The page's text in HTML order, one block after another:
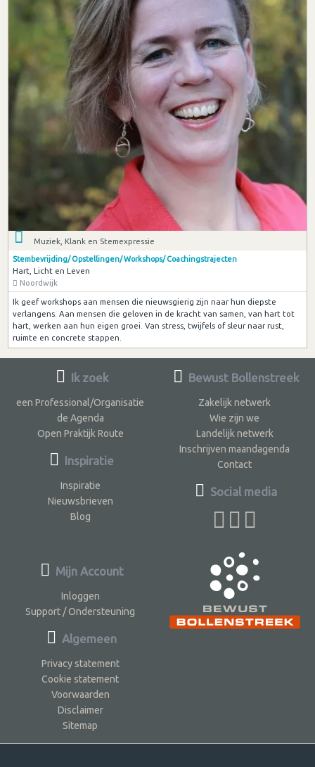
Muziek, Klank en Stemexpressie
Stembevrijding/ Opstellingen/ Workshops/ Coachingstrajecten
Hart, Licht en Leven
Noordwijk
Ik geef workshops aan mensen die nieuwsgierig zijn naar hun diepste
verlangens. Aan mensen die geloven in de kracht van samen, van hart tot
hart, werken aan hun eigen groei. Van stress, twijfels of sleur naar rust,
ruimte en concrete stappen.
Ik zoek
een Professional/Organisatie
de Agenda
Open Praktijk Route
Inspiratie
Inspiratie
Nieuwsbrieven
Blog
Bewust Bollenstreek
Zakelijk netwerk
Wie zijn we
Landelijk netwerk
Inschrijven maandagenda
Contact
Social media
Mijn Account
Inloggen
Support / Ondersteuning
Algemeen
Privacy statement
Cookie statement
Voorwaarden
Disclaimer
Sitemap